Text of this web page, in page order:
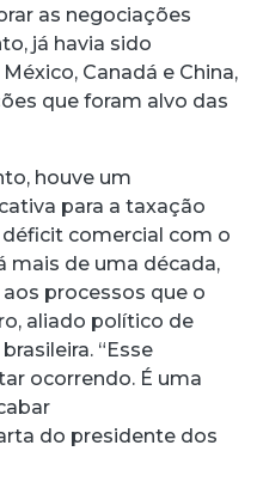
as negociações
já havia sido
Canadá e China,
que foram alvo das
houve um
para a taxação
comercial com o
mais de uma década,
processos que o
aliado político de
“Esse
ocorrendo. É uma
do presidente dos